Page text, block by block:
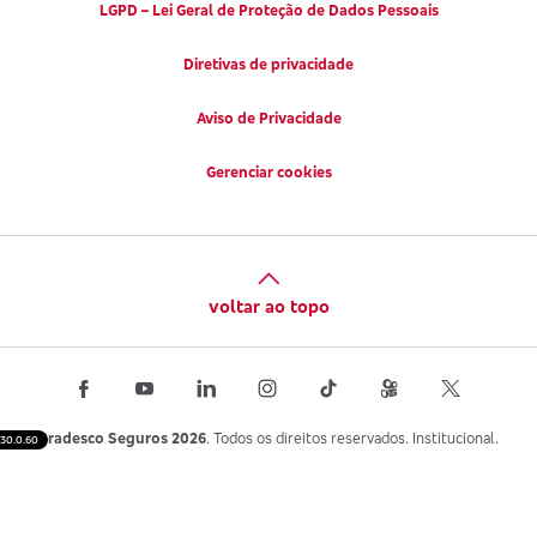
30.0.60
LGPD – Lei Geral de Proteção de Dados Pessoais
Diretivas de privacidade
Aviso de Privacidade
Gerenciar cookies
voltar ao topo
Bradesco Seguros 2026. Todos os direitos reservados. Institucional.